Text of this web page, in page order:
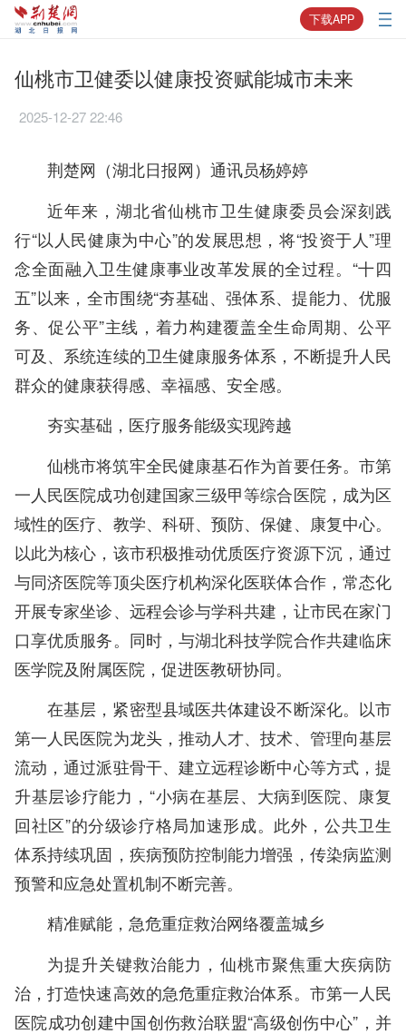
下载APP
仙桃市卫健委以健康投资赋能城市未来
2025-12-27 22:46
荆楚网（湖北日报网）通讯员杨婷婷
近年来，湖北省仙桃市卫生健康委员会深刻践
行“以人民健康为中心”的发展思想，将“投资于人”理
念全面融入卫生健康事业改革发展的全过程。“十四
五”以来，全市围绕“夯基础、强体系、提能力、优服
务、促公平”主线，着力构建覆盖全生命周期、公平
可及、系统连续的卫生健康服务体系，不断提升人民
群众的健康获得感、幸福感、安全感。
夯实基础，医疗服务能级实现跨越
仙桃市将筑牢全民健康基石作为首要任务。市第
一人民医院成功创建国家三级甲等综合医院，成为区
域性的医疗、教学、科研、预防、保健、康复中心。
以此为核心，该市积极推动优质医疗资源下沉，通过
与同济医院等顶尖医疗机构深化医联体合作，常态化
开展专家坐诊、远程会诊与学科共建，让市民在家门
口享优质服务。同时，与湖北科技学院合作共建临床
医学院及附属医院，促进医教研协同。
在基层，紧密型县域医共体建设不断深化。以市
第一人民医院为龙头，推动人才、技术、管理向基层
流动，通过派驻骨干、建立远程诊断中心等方式，提
升基层诊疗能力，“小病在基层、大病到医院、康复
回社区”的分级诊疗格局加速形成。此外，公共卫生
体系持续巩固，疾病预防控制能力增强，传染病监测
预警和应急处置机制不断完善。
精准赋能，急危重症救治网络覆盖城乡
为提升关键救治能力，仙桃市聚焦重大疾病防
治，打造快速高效的急危重症救治体系。市第一人民
医院成功创建中国创伤救治联盟“高级创伤中心”，并